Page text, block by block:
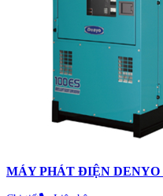
MÁY PHÁT ĐIỆN DENYO